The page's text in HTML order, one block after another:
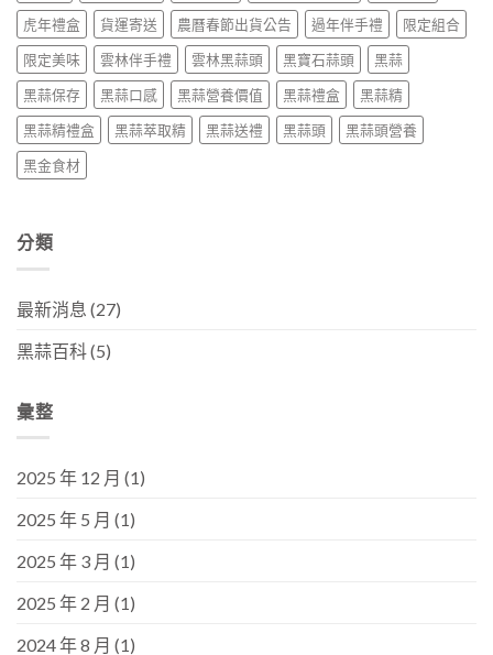
虎年禮盒
貨運寄送 農曆春節出貨公告 過年伴手禮
限定組合
限定美味
雲林伴手禮 雲林黑蒜頭 黑寶石蒜頭
黑蒜
黑蒜保存
黑蒜口感 黑蒜營養價值 黑蒜禮盒
黑蒜精
黑蒜精禮盒
黑蒜萃取精 黑蒜送禮 黑蒜頭
黑蒜頭營養
黑金食材
分類
最新消息 (27)
黑蒜百科(5)
彙整
2025 年 12 月 (1)
2025 年 5 月 (1)
2025 年 3 月 (1)
2025 年 2 月 (1)
2024 年 8 月 (1)